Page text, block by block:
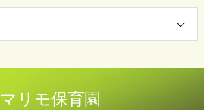
マリモ保育園